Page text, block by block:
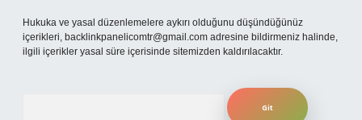
Hukuka ve yasal düzenlemelere aykırı olduğunu düşündüğünüz
içerikleri, backlinkpanelicomtr@gmail.com adresine bildirmeniz halinde,
ilgili içerikler yasal süre içerisinde sitemizden kaldırılacaktır.